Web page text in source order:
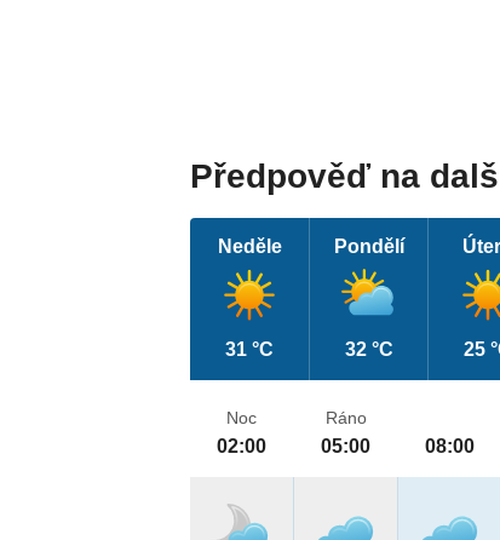
Předpověď na
Neděle
31 °C
Pondělí
32 °C 25
Noc
02:00
Ráno
05:00 08:00